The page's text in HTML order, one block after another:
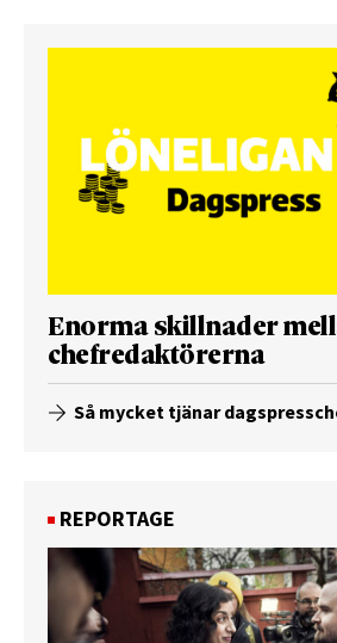
Enorma skillnader
chefredaktörerna
Så mycket tjänar
REPORTAGE